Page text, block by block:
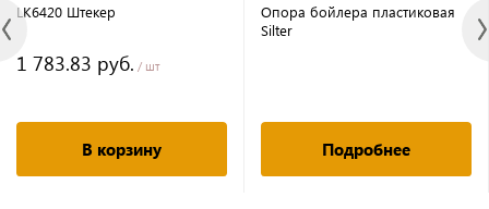
LK6420 Штекер
1 783.83 руб. / шт
В корзину
Опора бойлера пластиковая
Silter
Подробнее